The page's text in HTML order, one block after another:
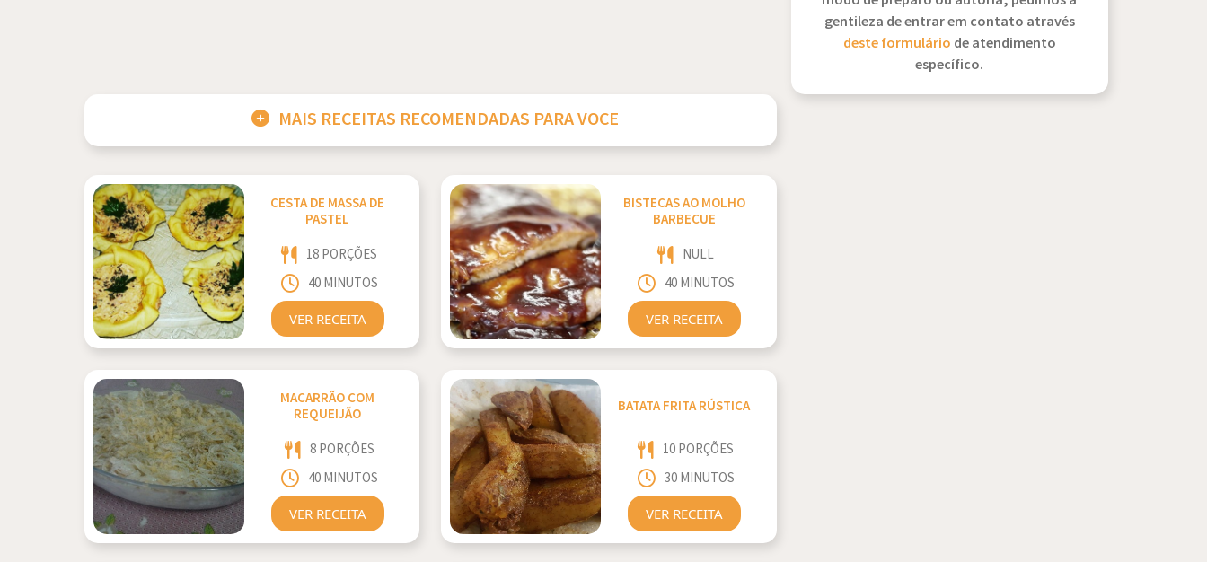
MAIS RECEITAS RECOMENDADAS PARA VOCE
CESTA DE MASSA DE
PASTEL
18 PORÇÕES
40 MINUTOS
VER RECEITA
BISTECAS AO MOLHO
BARBECUE
NULL
40 MINUTOS
VER RECEITA
MACARRÃO COM
REQUEIJÃO
8 PORÇÕES
40 MINUTOS
VER RECEITA
BATATA FRITA RÚSTICA
10 PORÇÕES
30 MINUTOS
VER RECEITA
gentileza de entrar em contato através
deste formulário de atendimento
específico.